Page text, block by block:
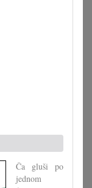
Ča gluši po
jednom